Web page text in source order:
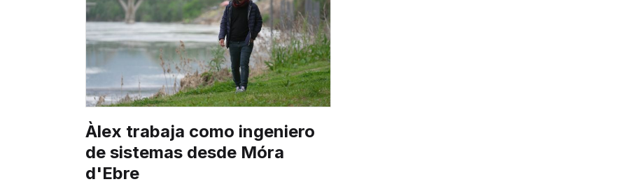
Àlex trabaja como ingeniero
de sistemas desde Móra
d'Ebre